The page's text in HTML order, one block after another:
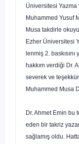
Üniversitesi Yazma
Muhammed Yusuf
Musa takdirle
Ezher Üniversitesi
lenmiş 2.
hakkım verdiği Dr.
severek ve
Muhammed Musa
Dr. Ahmet Emin bu
eden bir takriz
sağlamış oldu.